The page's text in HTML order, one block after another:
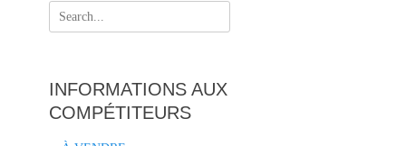
Search
for:
INFORMATIONS AUX
COMPÉTITEURS